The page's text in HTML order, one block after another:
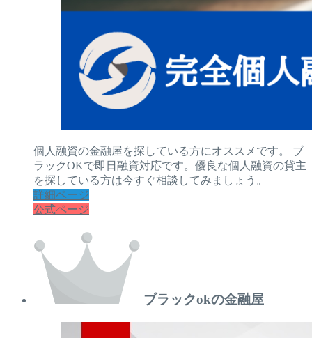
個人融資の金融屋を探している方にオススメです。 ブ
ラックOKで即日融資対応です。優良な個人融資の貸主
を探している方は今すぐ相談してみましょう。
詳細ページ
公式ページ
ブラックokの金融屋